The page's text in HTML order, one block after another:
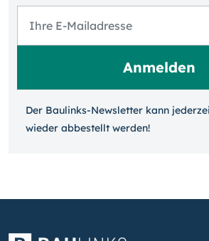
Der Baulinks-Newsletter kann
wieder ab­bestellt werden!